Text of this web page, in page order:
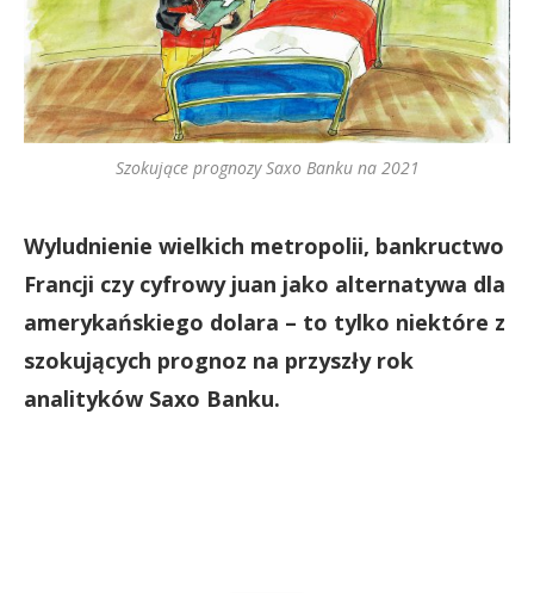
Szokujące prognozy Saxo Banku na 2021
Wyludnienie wielkich metropolii, bankructwo
Francji czy cyfrowy juan jako alternatywa dla
amerykańskiego dolara – to tylko niektóre z
szokujących prognoz na przyszły rok
analityków Saxo Banku.